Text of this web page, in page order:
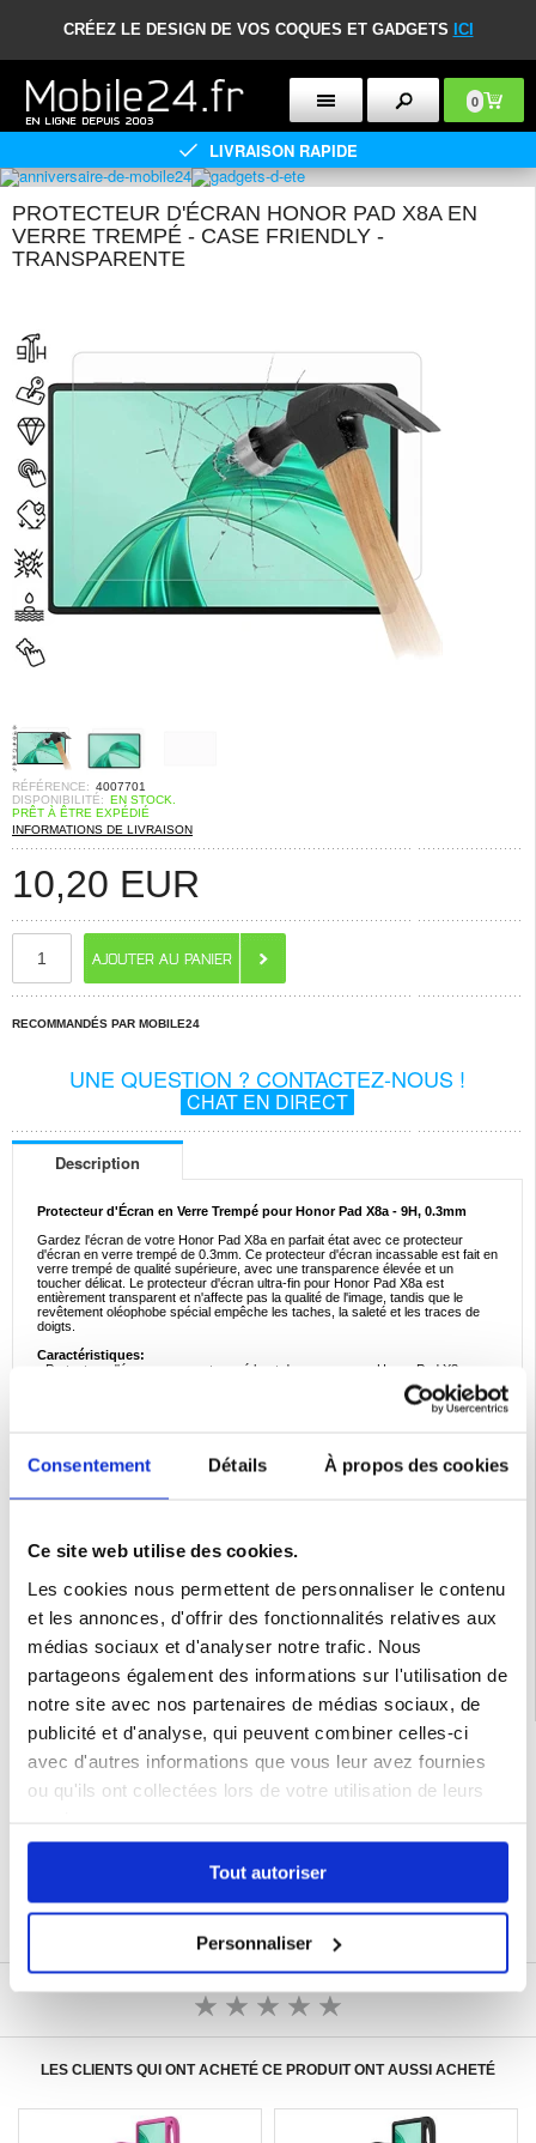
Consentement Détails À propos des cookies
Ce site web utilise des cookies.
Les cookies nous permettent de personnaliser le contenu
et les annonces, d'offrir des fonctionnalités relatives aux
médias sociaux et d'analyser notre trafic. Nous
partageons également des informations sur l'utilisation de
notre site avec nos partenaires de médias sociaux, de
publicité et d'analyse, qui peuvent combiner celles-ci
avec d'autres informations que vous leur avez fournies
ou qu'ils ont collectées lors de votre utilisation de leurs
Tout autoriser
Personnaliser
CRÉEZ LE DESIGN DE VOS COQUES ET GADGETS ICI
0
LIVRAISON RAPIDE
PROTECTEUR D'ÉCRAN HONOR PAD X8A EN
VERRE TREMPÉ - CASE FRIENDLY -
TRANSPARENTE
RÉFÉRENCE: 4007701
DISPONIBILITÉ: EN STOCK.
PRÊT À ÊTRE EXPÉDIÉ
INFORMATIONS DE LIVRAISON
10,20 EUR
RECOMMANDÉS PAR MOBILE24
UNE QUESTION ? CONTACTEZ-NOUS !
CHAT EN DIRECT
Description
Protecteur d'Écran en Verre Trempé pour Honor Pad X8a - 9H, 0.3mm
Gardez l'écran de votre Honor Pad X8a en parfait état avec ce protecteur
d'écran en verre trempé de 0.3mm. Ce protecteur d'écran incassable est fait en
verre trempé de qualité supérieure, avec une transparence élevée et un
toucher délicat. Le protecteur d'écran ultra-fin pour Honor Pad X8a est
entièrement transparent et n'affecte pas la qualité de l'image, tandis que le
revêtement oléophobe spécial empêche les taches, la saleté et les traces de
doigts.
Caractéristiques:
- Protecteur d'écran en verre trempé haut de gamme pour Honor Pad X8a
- Protection fiable contre les rayures, les coups et les impacts mineurs
- Verre résistant aux éclats avec bords arrondis lisses pour une utilisation en
- Avec un revêtement oléophobe qui facilite le nettoyage
Emballage:
Euroblister
EAN: 5714122478740
Catégories associées: Honor Pad X8a Coque & Accessoires
7 % DE RÉDUCTION
POUR LES MEMBRES DU CLUB24
LUN - VEN 10H - 22H
POLITIQUE DE RETOUR DE 30 JOURS
PLUS DE 8 000 000 DE CLIENTS
LES CLIENTS QUI ONT ACHETÉ CE PRODUIT ONT AUSSI ACHETÉ